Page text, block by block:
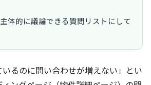
体的に議論できる質問リストにして
いるのに問い合わせが増えない」とい